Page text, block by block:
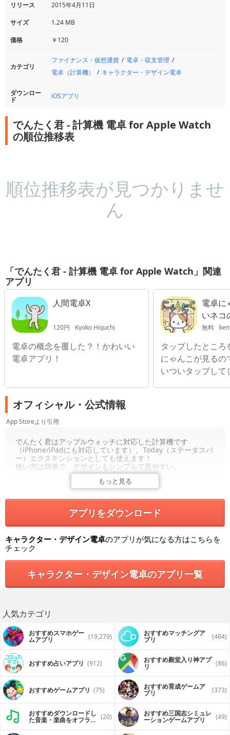
リリース
2015年4月11日
サイズ
1.24 MB
価格
￥120
カテゴリ
ファイナンス・仮想通貨
電卓・収支管理
電卓（計算機）
キャラクター・デザイン電卓
ダウンロー
ド iOSアプリ
でんたく君 - 計算機 電卓 for Apple Watch
の順位推移表
順位推移表が見つかりませ
ん
「でんたく君 - 計算機 電卓 for Apple Watch」関連
アプリ
人間電卓X
120円 Kyoko Higuchi
電卓の概念を覆した？！かわいい
電卓アプリ！
電卓に
いネコ
使える
無料
タップしたとこ
にゃんこが見るの
いついタップして
オフィシャル・公式情報
App Storeより引用
もっと見る
でんたく君はアップルウォッチに対応した計算機です
（iPhone/iPadにも対応しています）。Today（ステータスバ
ー）エクステンションとしても使えます！
使い方は簡単で、デザインもシンプルで見やすい。
アプリをダウンロード
キャラクター・デザイン電卓のアプリが気になる方はこちらを
チェック
キャラクター・デザイン電卓のアプリ一覧
人気カテゴリ
おすすめスマホゲー
ムアプリ (19,279) おすすめマッチングア
プリ (464)
おすすめ占いアプリ (912) おすすめ殿堂入り神アプ
リ (86)
おすすめゲームアプリ (75) おすすめ育成ゲームア
プリ (373)
おすすめダウンロードし
た音楽・楽曲をオフライ (20) おすすめ三国志シミュレ
ーションゲームアプリ (49)